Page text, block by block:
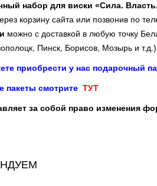
набор для виски «Сила.
корзину сайта или позвонив по
можно с доставкой в любую точку
Пинск, Борисов, Мозырь и т.д.).
приобрести у нас подарочный
пакеты смотрите ТУТ
за собой право изменения